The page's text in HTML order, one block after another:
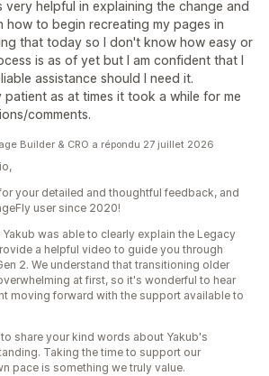
very helpful in explaining the change and
how to begin recreating my pages in
that today so I don't know how easy or
is as of yet but I am confident that I
assistance should I need it.
patient as at times it took a while for me
comments.
Builder & CRO a répondu 27 juillet 2026
your detailed and thoughtful feedback, and
user since 2020!
was able to clearly explain the Legacy
a helpful video to guide you through
2. We understand that transitioning older
at first, so it's wonderful to hear
moving forward with the support available to
share your kind words about Yakub's
Taking the time to support our
pace is something we truly value.